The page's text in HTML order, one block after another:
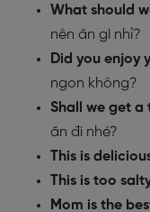
What should
nên ăn gì nhỉ?
Did you enjoy
ngon không?
Shall we get a
ăn đi nhé?
This is
This is too
Mom is the